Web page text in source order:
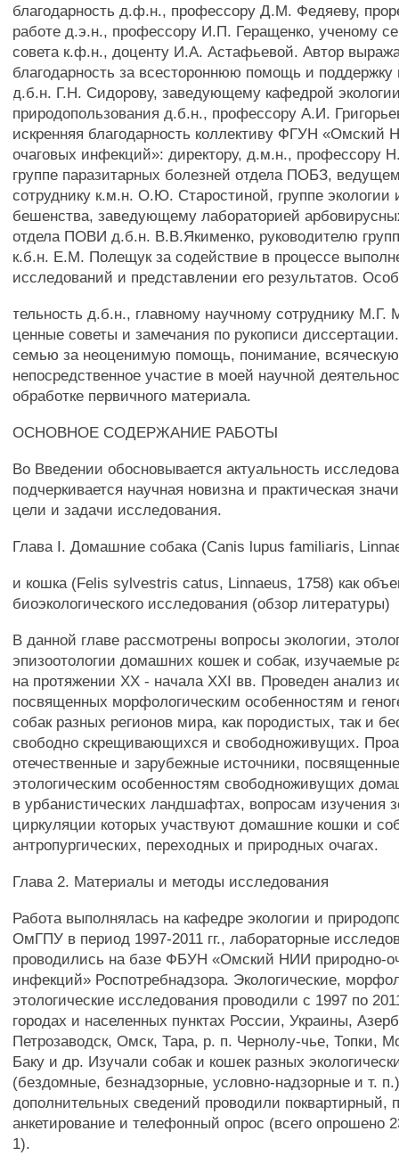
благодарность д.ф.н., профессору Д.М. Федяеву,
работе д.э.н., профессору И.П. Геращенко, ученому
совета к.ф.н., доценту И.А. Астафьевой. Автор
благодарность за всестороннюю помощь и поддержку
д.б.н. Г.Н. Сидорову, заведующему кафедрой
природопользования д.б.н., профессору А.И.
искренняя благодарность коллективу ФГУН «Омский
очаговых инфекций»: директору, д.м.н., профессору
группе паразитарных болезней отдела ПОБЗ,
сотруднику к.м.н. О.Ю. Старостиной, группе экологии
бешенства, заведующему лабораторией
отдела ПОВИ д.б.н. В.В.Якименко, руководителю
к.б.н. Е.М. Полещук за содействие в процессе
исследований и представлении его результатов.
тельность д.б.н., главному научному сотруднику М.Г.
ценные советы и замечания по рукописи
семью за неоценимую помощь, понимание,
непосредственное участие в моей научной
обработке первичного материала.
ОСНОВНОЕ СОДЕРЖАНИЕ РАБОТЫ
Во Введении обосновывается актуальность
подчеркивается научная новизна и практическая
цели и задачи исследования.
Глава I. Домашние собака (Canis lupus familiaris,
и кошка (Felis sylvestris catus, Linnaeus, 1758) как
биоэкологического исследования (обзор литературы)
В данной главе рассмотрены вопросы экологии,
эпизоотологии домашних кошек и собак, изучаемые
на протяжении XX - начала XXI вв. Проведен анализ
посвященных морфологическим особенностям и
собак разных регионов мира, как породистых, так и
свободно скрещивающихся и свободноживущих.
отечественные и зарубежные источники,
этологическим особенностям свободноживущих
в урбанистических ландшафтах, вопросам изучения
циркуляции которых участвуют домашние кошки и
антропургических, переходных и природных очагах.
Глава 2. Материалы и методы исследования
Работа выполнялась на кафедре экологии и
ОмГПУ в период 1997-2011 гг., лабораторные
проводились на базе ФБУН «Омский НИИ природно-
инфекций» Роспотребнадзора. Экологические,
этологические исследования проводили с 1997 по
городах и населенных пунктах России, Украины,
Петрозаводск, Омск, Тара, р. п. Чернолу-чье, Топки,
Баку и др. Изучали собак и кошек разных
(бездомные, безнадзорные, условно-надзорные и т.
дополнительных сведений проводили поквартирный,
анкетирование и телефонный опрос (всего опрошено
1).